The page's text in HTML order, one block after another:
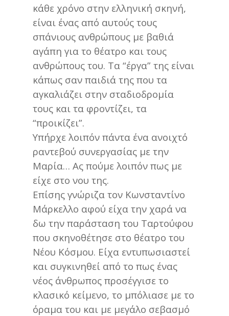
κάθε χρόνο στην ελληνική σκηνή,
είναι ένας από αυτούς τους
σπάνιους ανθρώπους με βαθιά
αγάπη για το θέατρο και τους
ανθρώπους του. Τα “έργα” της είναι
κάπως σαν παιδιά της που τα
αγκαλιάζει στην σταδιοδρομία
τους και τα φροντίζει, τα
“προικίζει”.
Υπήρχε λοιπόν πάντα ένα ανοιχτό
ραντεβού συνεργασίας με την
Μαρία… Ας πούμε λοιπόν πως με
είχε στο νου της.
Επίσης γνώριζα τον Κωνσταντίνο
Μάρκελλο αφού είχα την χαρά να
δω την παράσταση του Ταρτούφου
που σκηνοθέτησε στο θέατρο του
Νέου Κόσμου. Είχα εντυπωσιαστεί
και συγκινηθεί από το πως ένας
νέος άνθρωπος προσέγγισε το
κλασικό κείμενο, το μπόλιασε με το
όραμα του και με μεγάλο σεβασμό